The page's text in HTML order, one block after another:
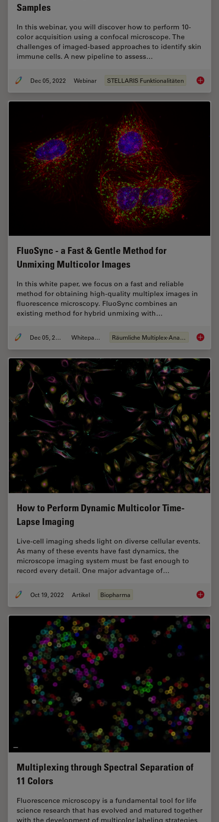
Samples
In this webinar, you will discover how to perform 10-
color acquisition using a confocal microscope. The
challenges of imaged-based approaches to identify skin
immune cells. A new pipeline to assess…
Dec 05, 2022 Webinar STELLARIS Funktionalitäten
FluoSync - a Fast & Gentle Method for
Unmixing Multicolor Images
In this white paper, we focus on a fast and reliable
method for obtaining high-quality multiplex images in
fluorescence microscopy. FluoSync combines an
existing method for hybrid unmixing with…
Dec 05, 2022 Whitepaper Räumliche Multiplex-Analyse
How to Perform Dynamic Multicolor Time-
Lapse Imaging
Live-cell imaging sheds light on diverse cellular events.
As many of these events have fast dynamics, the
microscope imaging system must be fast enough to
record every detail. One major advantage of…
Oct 19, 2022 Artikel Biopharma How to
Multiplexing through Spectral Separation of
11 Colors
Fluorescence microscopy is a fundamental tool for life
science research that has evolved and matured together
with the development of multicolor labeling strategies